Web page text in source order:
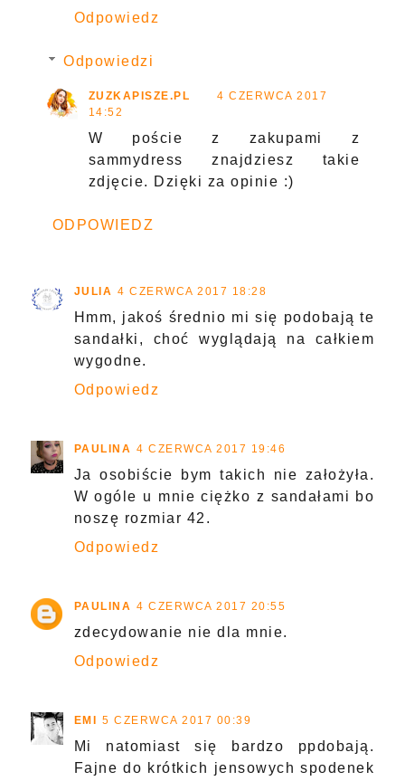
Odpowiedz
Odpowiedzi
ZUZKAPISZE.PL
4 CZERWCA 2017
14:52
W poście z zakupami z
sammydress znajdziesz takie
zdjęcie. Dzięki za opinie :)
ODPOWIEDZ
JULIA 4 CZERWCA 2017 18:28
Hmm, jakoś średnio mi się podobają te
sandałki, choć wyglądają na całkiem
wygodne.
Odpowiedz
PAULINA 4 CZERWCA 2017 19:46
Ja osobiście bym takich nie założyła.
W ogóle u mnie ciężko z sandałami bo
noszę rozmiar 42.
Odpowiedz
PAULINA 4 CZERWCA 2017 20:55
zdecydowanie nie dla mnie.
Odpowiedz
EMI 5 CZERWCA 2017 00:39
Mi natomiast się bardzo ppdobają.
Fajne do krótkich jensowych spodenek